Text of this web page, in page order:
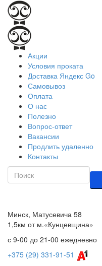
Акции
Условия проката
Доставка Яндекс Go
Самовывоз
Оплата
О нас
Полезно
Вопрос-ответ
Вакансии
Продлить удаленно
Контакты
Минск, Матусевича 58
1,5км от м.«Кунцевщина»
с 9-00 до 21-00 ежедневно
+375 (29) 331-91-51